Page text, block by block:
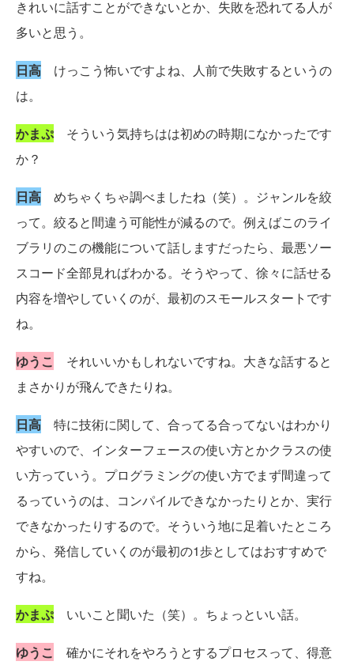
きれいに話すことができないとか、失敗を恐れてる人が
多いと思う。
日高 けっこう怖いですよね、人前で失敗するというの
は。
かまぷそういう気持ちはは初めの時期になかったです
か？
日高 めちゃくちゃ調べましたね（笑）。ジャンルを絞
って。絞ると間違う可能性が減るので。例えばこのライ
ブラリのこの機能について話しますだったら、最悪ソー
スコード全部見ればわかる。そうやって、徐々に話せる
内容を増やしていくのが、最初のスモールスタートです
ね。
ゆうこ それいいかもしれないですね。大きな話すると
まさかりが飛んできたりね。
日高 特に技術に関して、合ってる合ってないはわかり
やすいので、インターフェースの使い方とかクラスの使
い方っていう。プログラミングの使い方でまず間違って
るっていうのは、コンパイルできなかったりとか、実行
できなかったりするので。そういう地に足着いたところ
から、発信していくのが最初の1歩としてはおすすめで
すね。
かまぷいいこと聞いた（笑）。ちょっといい話。
ゆうこ 確かにそれをやろうとするプロセスって、得意